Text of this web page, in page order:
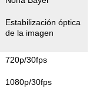
Estabilización óptica
de la imagen
720p/30fps
1080p/30fps